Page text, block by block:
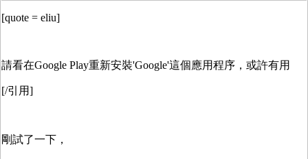
[quote = eliu]
請看在Google Play重新安裝'Google'這個應用程序，或許有用
[/引用]
剛試了一下，